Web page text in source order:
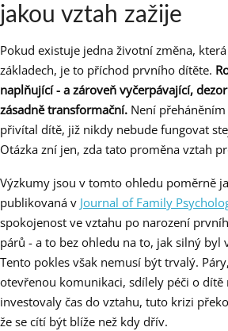
jakou vztah zažije
Pokud existuje jedna životní změna,
základech, je to příchod prvního dítěte.
naplňující - a zároveň vyčerpávající,
zásadně transformační. Není
přivítal dítě, již nikdy nebude fungovat
Otázka zní jen, zda tato proměna vztah
Výzkumy jsou v tomto ohledu poměrně
publikovaná v Journal of Family
spokojenost ve vztahu po narození
párů - a to bez ohledu na to, jak silný byl
Tento pokles však nemusí být trvalý.
otevřenou komunikaci, sdílely péči o
investovaly čas do vztahu, tuto krizi
že se cítí být blíže než kdy dřív.